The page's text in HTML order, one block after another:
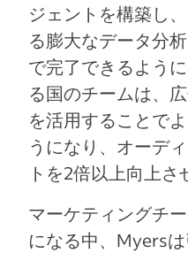
ジェントを構築し
る膨大なデータ分
で完了できるよう
る国のチームは、
を活用することで
うになり、オーデ
トを2倍以上向上さ
マーケティングチ
になる中、Myers